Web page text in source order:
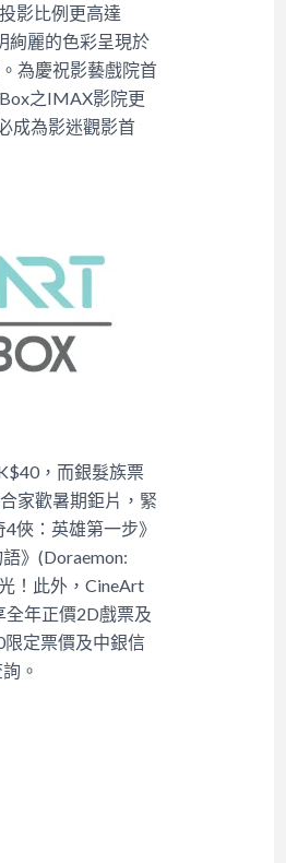
影比例更高達
絢麗的色彩呈現於
為慶祝影藝戲院首
之IMAX影院更
成為影迷觀影首
，而銀髮族票
家歡暑期鉅片，緊
俠：英雄第一步》
》(Doraemon:
！ 此外，CineArt
年正價2D戲票及
定票價及中銀信
。